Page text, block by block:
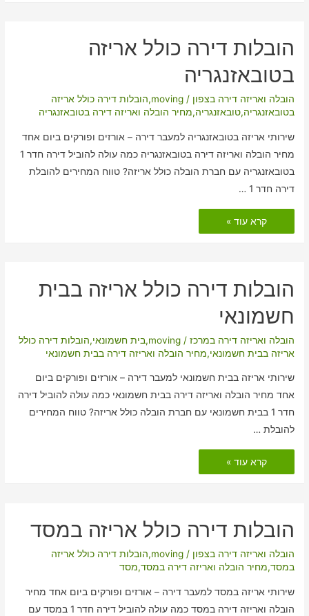
הובלות דירה כולל אריזה
בטובאזנגריה
הובלה ואריזה דירה בצפון /
moving
,הובלות דירה כולל אריזה
בטובאזנגריה,טובאזנגריה,מחיר הובלה ואריזה דירה בטובאזנגריה
שירותי אריזה בטובאזנגריה למעבר דירה – אורזים ופורקים ביום אחד
מחיר הובלה ואריזה דירה בטובאזנגריה כמה עולה להוביל דירה חדר 1
בטובאזנגריה עם חברת הובלה כולל אריזה? טווח המחירים להובלת
דירה חדר 1 …
דירה
כולל
קרא עוד »
הובלות דירה כולל אריזה בבית
חשמונאי
הובלה ואריזה דירה במרכז /
moving
,בית חשמונאי,הובלות דירה כולל
אריזה בבית חשמונאי,מחיר הובלה ואריזה דירה בבית חשמונאי
שירותי אריזה בבית חשמונאי למעבר דירה – אורזים ופורקים ביום
אחד מחיר הובלה ואריזה דירה בבית חשמונאי כמה עולה להוביל דירה
חדר 1 בבית חשמונאי עם חברת הובלה כולל אריזה? טווח המחירים
להובלת …
הובלות
דירה
כולל
קרא עוד »
הובלות דירה כולל אריזה במסד
הובלה ואריזה דירה בצפון /
moving
,הובלות דירה כולל אריזה
במסד,מחיר הובלה ואריזה דירה במסד,מסד
שירותי אריזה במסד למעבר דירה – אורזים ופורקים ביום אחד מחיר
הובלה ואריזה דירה במסד כמה עולה להוביל דירה חדר 1 במסד עם